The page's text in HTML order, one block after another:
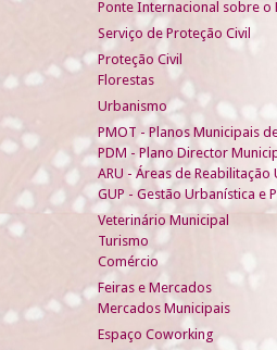
Ponte Internacional sobre o
Serviço de Proteção Civil
Proteção Civil
Florestas
Urbanismo
PMOT - Planos Municipais
PDM - Plano Director
ARU - Áreas de Reabilitação
GUP - Gestão Urbanística e
Veterinário Municipal
Turismo
Comércio
Feiras e Mercados
Mercados Municipais
Espaço Coworking